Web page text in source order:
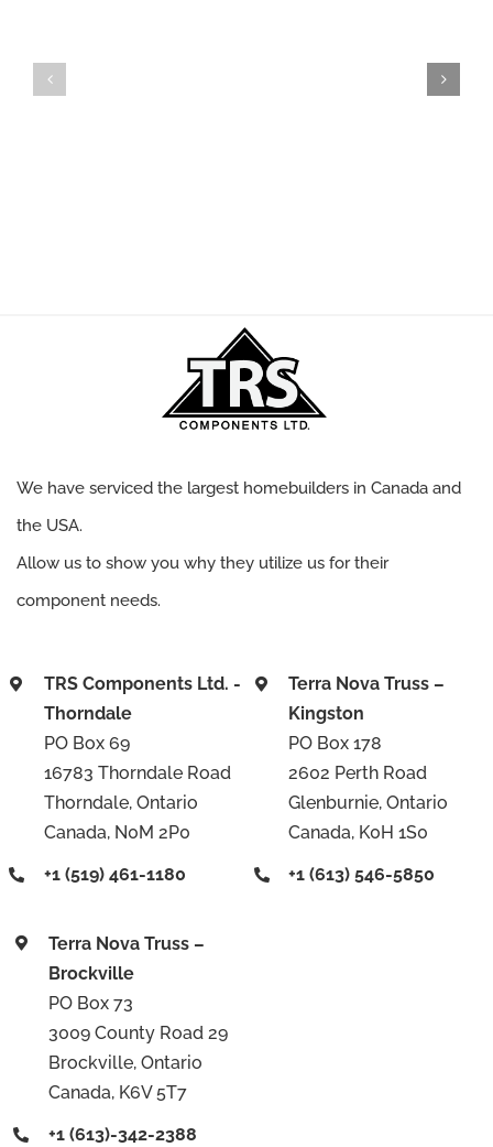
Energy
We have serviced the largest homebuilders in Canada and
the USA.
Allow us to show you why they utilize us for their
component needs.
TRS Components Ltd. -
Thorndale
PO Box 69
16783 Thorndale Road
Thorndale, Ontario
Canada, N0M 2P0
+1 (519) 461-1180
Terra Nova Truss –
Kingston
PO Box 178
2602 Perth Road
Glenburnie, Ontario
Canada, K0H 1S0
+1 (613) 546-5850
Terra Nova Truss –
Brockville
PO Box 73
3009 County Road 29
Brockville, Ontario
Canada, K6V 5T7
+1 (613)-342-2388